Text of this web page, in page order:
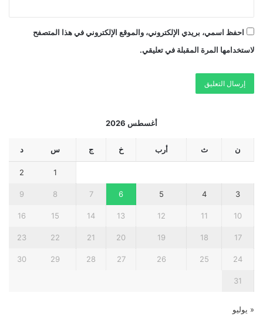
احفظ اسمي، بريدي الإلكتروني، والموقع الإلكتروني في هذا المتصفح
لاستخدامها المرة المقبلة في تعليقي.
أغسطس 2026
ن ث أرب خ ج س د
1
2
3
4
5
6
7
8
9
10
11
12
13
14
15
16
17
18
19
20
21
22
23
24
25
26
27
28
29
30
31
« يوليو